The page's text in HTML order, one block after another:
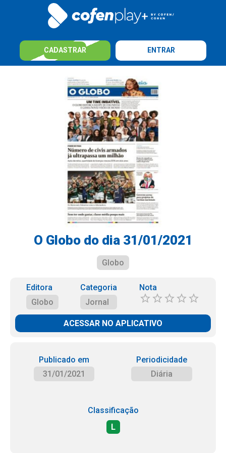
CADASTRAR ENTRAR
O Globo do dia 31/01/2021
Globo
Editora
Globo
Categoria
Jornal
Nota
ACESSAR NO APLICATIVO
Publicado em
31/01/2021
Periodicidade
Diária
Classificação
L